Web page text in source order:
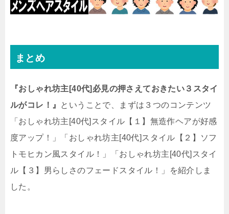
まとめ
『おしゃれ坊主[40代]必見の押さえておきたい３スタイ
ルがコレ！』 ということで、まずは３つのコンテンツ
「おしゃれ坊主[40代]スタイル【１】無造作ヘアが好感
度アップ！」「おしゃれ坊主[40代]スタイル【２】ソフ
トモヒカン風スタイル！」「おしゃれ坊主[40代]スタイ
ル【３】男らしさのフェードスタイル！」を紹介しま
した。